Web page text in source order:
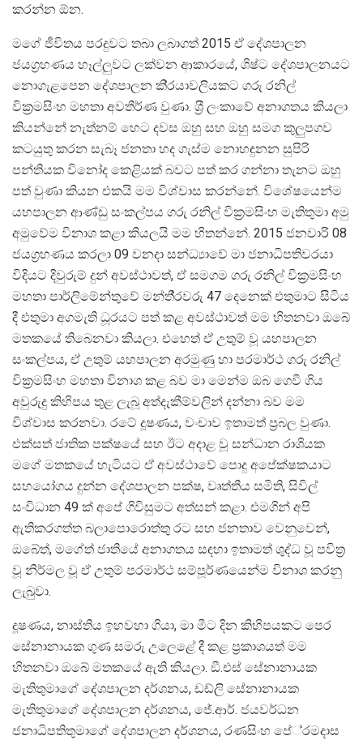
කරන්න ඕන.
මගේ ජීවිතය පරදුවට තබා ලබාගත් 2015 ඒ දේශපාලන
ජයග‍්‍රහණය හෑල්ලුවට ලක්වන ආකාරයේ, ශිෂ්ට දේශපාලනයට
නොගැළපෙන දේශපාලන කි‍්‍රයාවලියකට ගරු රනිල්
වික‍්‍රමසිංහ මහතා අවතීර්ණ වුණා. ශ‍්‍රී ලංකාවේ අනාගතය කියලා
කියන්නේ නැත්නම් හෙට දවස ඔහු සහ ඔහු සමග කුලුපගව
කටයුතු කරන සැබෑ ජනතා හද ගැස්ම නොහඳුනන සුපිරි
පන්තියක විනෝද කෙළියක් බවට පත් කර ගන්නා තැනට ඔහු
පත් වුණා කියන එකයි මම විශ්වාස කරන්නේ. විශේෂයෙන්ම
යහපාලන ආණ්ඩු සංකල්පය ගරු රනිල් වික‍්‍රමසිංහ මැතිතුමා අමු
අමුවේම විනාශ කළා කියලයි මම හිතන්නේ. 2015 ජනවාරි 08
ජයග‍්‍රහණය කරලා 09 වනදා සන්ධ්‍යාවේ මා ජනාධිපතිවරයා
විදියට දිවුරුම් දුන් අවස්ථාවත්, ඒ සමගම ගරු රනිල් වික‍්‍රමසිංහ
මහතා පාර්ලිමේන්තුවේ මන්තී‍්‍රවරු 47 දෙනෙක් එතුමාට සිටිය
දී එතුමා අගමැති ධූරයට පත් කළ අවස්ථාවත් මම හිතනවා ඔබේ
මතකයේ තිබෙනවා කියලා. එහෙත් ඒ උතුම් වූ යහපාලන
සංකල්පය, ඒ උතුම් යහපාලන අරමුණු හා පරමාර්ථ ගරු රනිල්
වික‍්‍රමසිංහ මහතා විනාශ කළ බව මා මෙන්ම ඔබ ගෙවී ගිය
අවුරුදු කිහිපය තුළ ලැබූ අත්දැකීම්වලින් දන්නා බව මම
විශ්වාස කරනවා. රටේ දූෂණය, වංචාව ඉතාමත් ප‍්‍රබල වුණා.
එක්සත් ජාතික පක්ෂයේ සහ ඊට අදාළ වූ සන්ධාන රාශියක
මගේ මතකයේ හැටියට ඒ අවස්ථාවේ පොදු අපේක්ෂකයාට
සහයෝගය දුන්න දේශපාලන පක්ෂ, වෘත්තීය සමිති, සිවිල්
සංවිධාන 49 ක් අපේ ගිවිසුමට අත්සන් කළා. එමගින් අපි
ඇතිකරගත්ත බලාපොරොත්තු රට සහ ජනතාව වෙනුවෙන්,
ඔබේත්, මගේත් ජාතියේ අනාගතය සඳහා ඉතාමත් ශුද්ධ වූ පවිත‍්‍ර
වූ නිර්මල වූ ඒ උතුම් පරමාර්ථ සම්පූර්ණයෙන්ම විනාශ කරනු
ලැබුවා.
දූෂණය, නාස්තිය ඉහවහා ගියා, මා මීට දින කිහිපයකට පෙර
සේනානායක ගුණ සමරු උලෙළේ දී කළ ප‍්‍රකාශයත් මම
හිතනවා ඔබේ මතකයේ ඇති කියලා. ඞී.එස් සේනානායක
මැතිතුමාගේ දේශපාලන දර්ශනය, ඩඩ්ලි සේනානායක
මැතිතුමාගේ දේශපාලන දර්ශනය, ජේ.ආර්. ජයවර්ධන
ජනාධිපතිතුමාගේ දේශපාලන දර්ශනය, රණසිංහ පේ‍්‍රමදාස